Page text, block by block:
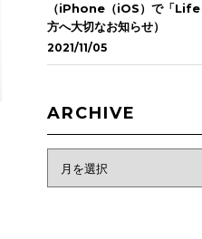
（iPhone（iOS）で「
方へ大切なお知らせ）
2021/11/05
ARCHIVE